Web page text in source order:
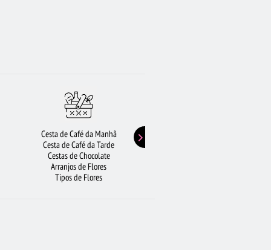
Cesta de Café da Manhã
Cesta de Café da Tarde
Cestas de Chocolate
Arranjos de Flores
Tipos de Flores